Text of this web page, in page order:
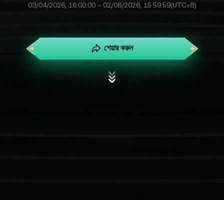
03/04/2026, 16:00:00 - 02/06/2026, 15:59:59(UTC+8)
শেয়ার করুন